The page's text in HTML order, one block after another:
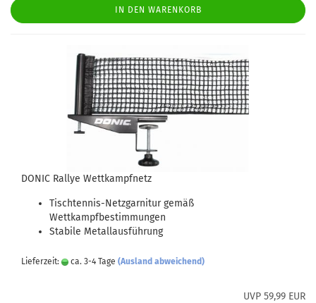
IN DEN WARENKORB
DONIC Rallye Wettkampfnetz
Tischtennis-Netzgarnitur gemäß
Wettkampfbestimmungen
Stabile Metallausführung
Lieferzeit: ca. 3-4 Tage (Ausland abweichend)
UVP 59,99 EUR